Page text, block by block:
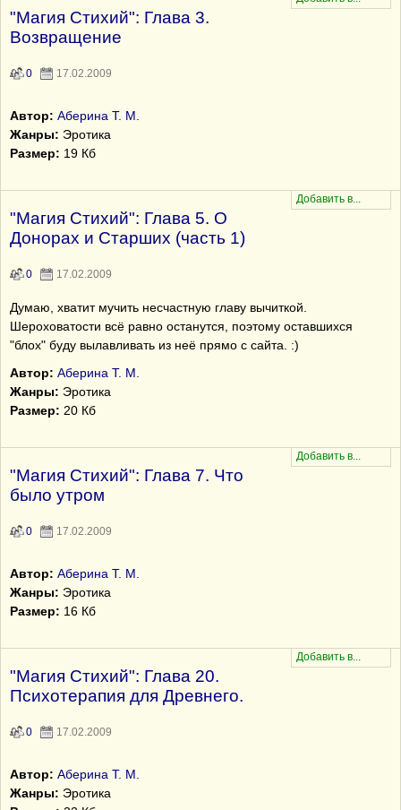
"Магия Стихий": Глава 3.
Возвращение
0 17.02.2009
Автор: Аберина Т. М.
Жанры: Эротика
Размер: 19 Кб
"Магия Стихий": Глава 5. О
Донорах и Старших (часть 1)
0 17.02.2009
Думаю, хватит мучить несчастную главу вычиткой.
Шероховатости всё равно останутся, поэтому оставшихся
"блох" буду вылавливать из неё прямо с сайта. :)
Автор: Аберина Т. М.
Жанры: Эротика
Размер: 20 Кб
"Магия Стихий": Глава 7. Что
было утром
0 17.02.2009
Автор: Аберина Т. М.
Жанры: Эротика
Размер: 16 Кб
"Магия Стихий": Глава 20.
Психотерапия для Древнего.
0 17.02.2009
Автор: Аберина Т. М.
Жанры: Эротика